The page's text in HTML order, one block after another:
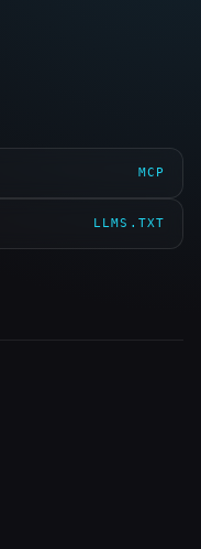
MCP
LLMS.TXT